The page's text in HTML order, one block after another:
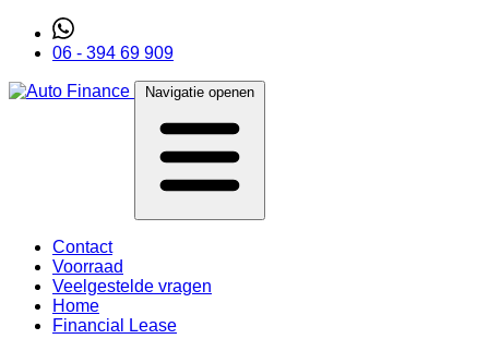
06 - 394 69 909
Navigatie openen
Contact
Voorraad
Veelgestelde vragen
Home
Financial Lease